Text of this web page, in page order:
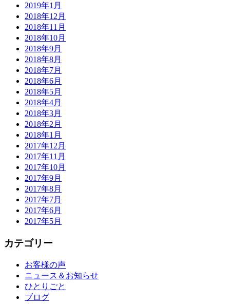
2019年1月
2018年12月
2018年11月
2018年10月
2018年9月
2018年8月
2018年7月
2018年6月
2018年5月
2018年4月
2018年3月
2018年2月
2018年1月
2017年12月
2017年11月
2017年10月
2017年9月
2017年8月
2017年7月
2017年6月
2017年5月
カテゴリー
お客様の声
ニュース＆お知らせ
ひとりごと
ブログ